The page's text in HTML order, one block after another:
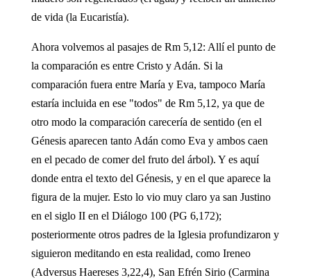
de vida (la Eucaristía).
Ahora volvemos al pasajes de Rm 5,12: Allí el punto de
la comparación es entre Cristo y Adán. Si la
comparación fuera entre María y Eva, tampoco María
estaría incluida en ese "todos" de Rm 5,12, ya que de
otro modo la comparación carecería de sentido (en el
Génesis aparecen tanto Adán como Eva y ambos caen
en el pecado de comer del fruto del árbol). Y es aquí
donde entra el texto del Génesis, y en el que aparece la
figura de la mujer. Esto lo vio muy claro ya san Justino
en el siglo II en el Diálogo 100 (PG 6,172);
posteriormente otros padres de la Iglesia profundizaron y
siguieron meditando en esta realidad, como Ireneo
(Adversus Haereses 3,22,4), San Efrén Sirio (Carmina